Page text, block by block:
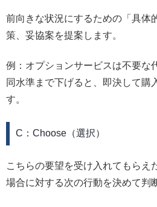
前向きな状況にするための「具体
策、妥協案を提案します。
例：オプションサービスは不要な
同水準まで下げると、即決して購
す。
C：Choose（選択）
こちらの要望を受け入れてもらえ
場合に対する次の行動を決めて判